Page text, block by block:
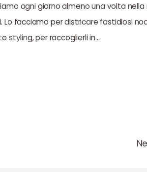
ogni giorno almeno una volta nella
Lo facciamo per districare fastidiosi
styling, per raccoglierli in…